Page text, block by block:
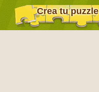
Crea tu puzzle